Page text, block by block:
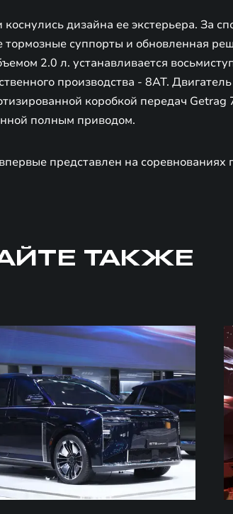
дизайна ее экстерьера. За
суппорты и обновленная
2.0 л. устанавливается
производства - 8AT.
коробкой передач Getrag
полным приводом.
представлен на соревнованиях
ТАКЖЕ